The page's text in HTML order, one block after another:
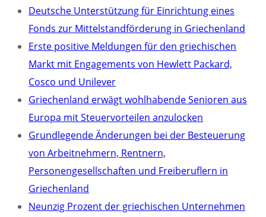
Deutsche Unterstützung für Einrichtung eines
Fonds zur Mittelstandförderung in Griechenland
Erste positive Meldungen für den griechischen
Markt mit Engagements von Hewlett Packard,
Cosco und Unilever
Griechenland erwägt wohlhabende Senioren aus
Europa mit Steuervorteilen anzulocken
Grundlegende Änderungen bei der Besteuerung
von Arbeitnehmern, Rentnern,
Personengesellschaften und Freiberuflern in
Griechenland
Neunzig Prozent der griechischen Unternehmen